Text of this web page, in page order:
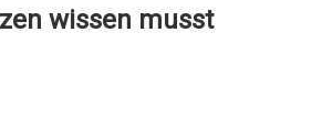
wissen musst